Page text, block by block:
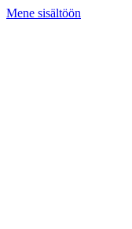
Mene sisältöön